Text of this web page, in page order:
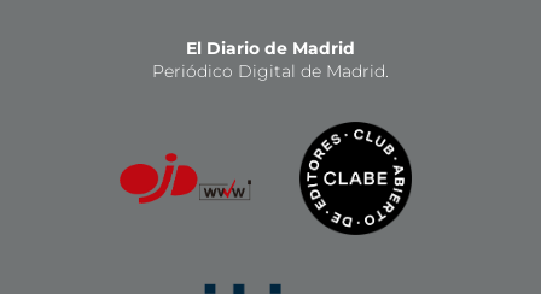
El Diario de Madrid
Periódico Digital de Madrid.